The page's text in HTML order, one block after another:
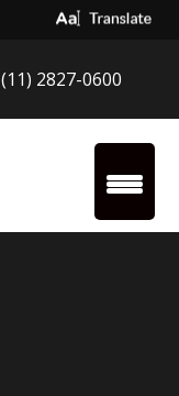
Select
(11) 2827-0600